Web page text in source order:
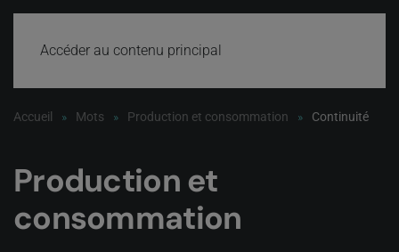
Accéder au contenu principal
Accueil Mots Production et consommation Continuité
Production et
consommation